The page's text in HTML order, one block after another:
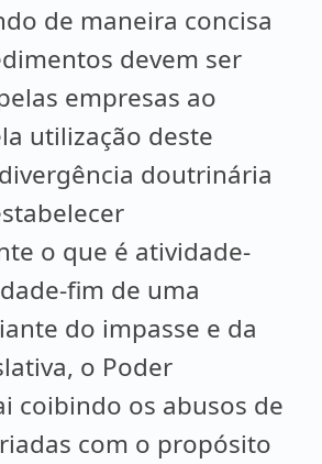
de maneira concisa
devem ser
empresas ao
utilização deste
doutrinária
o que é atividade-
fim de uma
do impasse e da
o Poder
coibindo os abusos de
com o propósito